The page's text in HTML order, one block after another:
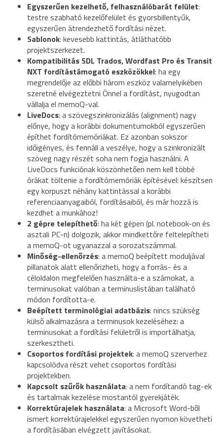
Egyszerűen kezelhető, felhasználóbarát felület:
testre szabható kezelőfelület és gyorsbillentyűk,
egyszerűen átrendezhető fordítási nézet.
Sablonok: kevesebb kattintás, átláthatóbb
projektszerkezet.
Kompatibilitás SDL Trados, Wordfast Pro és Transit
NXT fordítástámogató eszközökkel: ha egy
megrendelője az előbbi három eszköz valamelyikében
szeretné elvégeztetni Önnel a fordítást, nyugodtan
vállalja el memoQ-val.
LiveDocs: a szövegszinkronizálás (alignment) nagy
előnye, hogy a korábbi dokumentumokból egyszerűen
építhet fordítómemóriákat. Ez azonban sokszor
időigényes, és fennáll a veszélye, hogy a szinkronizált
szöveg nagy részét soha nem fogja használni. A
LiveDocs funkciónak köszönhetően nem kell többé
órákat töltenie a fordítómemóriák építésével: készítsen
egy korpuszt néhány kattintással a korábbi
referenciaanyagaiból, fordításaiból, és már hozzá is
kezdhet a munkához!
2 gépre telepíthető: ha két gépen (pl. notebook-on és
asztali PC-n) dolgozik, akkor mindkettőre feltelepítheti
a memoQ-ot ugyanazzal a sorozatszámmal.
Minőség-ellenőrzés: a memoQ beépített moduljával
pillanatok alatt ellenőrizheti, hogy a forrás- és a
céloldalon megfelelően használta-e a számokat, a
terminusokat valóban a terminuslistában található
módon fordította-e.
Beépített terminológiai adatbázis: nincs szükség
külső alkalmazásra a terminusok kezeléséhez: a
terminusokat a fordítási felületről is importálhatja,
szerkesztheti.
Csoportos fordítási projektek: a memoQ szerverhez
kapcsolódva részt vehet csoportos fordítási
projektekben.
Kapcsolt szűrők használata: a nem fordítandó tag-ek
és tartalmak kezelése mostantól gyerekjáték.
Korrektúrajelek használata: a Microsoft Word-ből
ismert korrektúrajelekkel egyszerűen nyomon követheti
a fordításában elvégzett javításokat.